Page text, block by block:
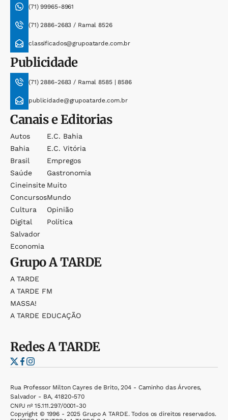
(71) 99965-8961
(71) 2886-2683 / Ramal 8526
classificados@grupoatarde.com.br
Publicidade
(71) 2886-2683 / Ramal 8585 | 8586
publicidade@grupoatarde.com.br
Canais e Editorias
Autos
Bahia
Brasil
Saúde
Cineinsite
Concursos
Cultura
Digital
Salvador
Economia
E.c. Bahia
E.c. Vitória
Empregos
Gastronomia
Muito
Mundo
Opinião
Política
GrupoA TARDE
A TARDE
A TARDE FM
MASSA!
A TARDE EDUCAÇÃO
RedesA TARDE
Rua Professor Milton Cayres de Brito, 204 - Caminho das Árvores,
Salvador - BA, 41820-570
CNPJ nº 15.111.297/0001-30
Copyright © 1996 - 2025 Grupo A TARDE. Todos os direitos reservados.